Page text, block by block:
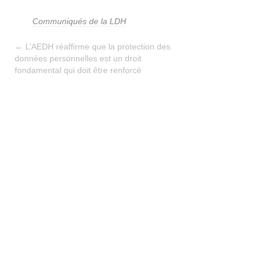
Communiqués de la LDH
← L’AEDH réaffirme que la protection des
données personnelles est un droit
fondamental qui doit être renforcé